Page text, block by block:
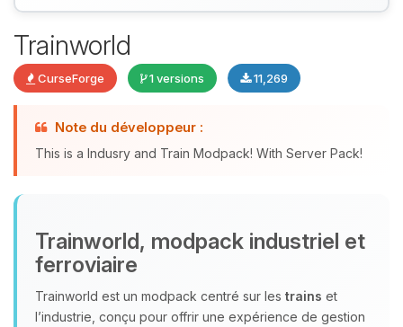
Trainworld
CurseForge 1 versions 11,269
Note du développeur :
This is a Indusry and Train Modpack! With Server Pack!
Trainworld, modpack industriel et
ferroviaire
Trainworld est un modpack centré sur les trains et
l’industrie, conçu pour offrir une expérience de gestion
parler ! Moi c’est Choupy, ton petit
assistant BoxToPlay. Dis-moi ce dont